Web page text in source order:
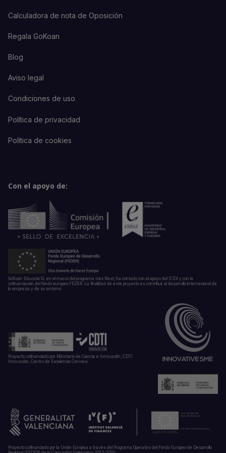
Calculadora de nota de Oposición
Regala GoKoan
Blog
Aviso legal
Condiciones de uso
Política de privacidad
Política de cookies
Con el apoyo de:
GoKoan Educatio SL en el marco del programa Icex Next, ha contado con el apoyo del ICEX y con la
cofinanciación del fondo europeo FEDER. La finalidad de este proyecto es contribuir al desarrollo internacional de
la empresa y de su entorno.
Proyecto cofinanciado por Ministerio de Ciencia e Innovación, CDTI
Innovación, Centro de Excelencia Cervera.
Proyecto cofinanciado por la Unión Europea a través del Programa Operativo del Fondo Europeo de Desarrollo